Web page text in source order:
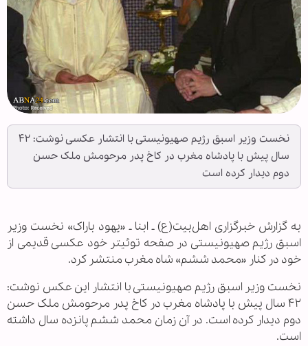
نخست وزیر اسبق رژیم صهیونیستی با انتشار عکسی نوشت: ۴۲
سال پیش با پادشاه مغرب در کاخ پدر مرحومش ملک حسن
دوم دیدار کرده است
به گزارش خبرگزاری اهل‌بیت(ع) ـ ابنا ـ «یهود باراک» نخست وزیر
اسبق رژیم صهیونیستی در صفحه توئیتر خود عکسی قدیمی از
خود در کنار «محمد ششم» شاه مغرب منتشر کرد.
نخست وزیر اسبق رژیم صهیونیستی با انتشار این عکس نوشت:
۴۲ سال پیش با پادشاه مغرب در کاخ پدر مرحومش ملک حسن
دوم دیدار کرده است. در آن زمان محمد ششم پانزده سال داشته
است.